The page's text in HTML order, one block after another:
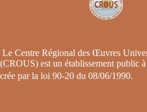
Le Centre Régional des Œuvres
(CROUS) est un établissement public
crée par la loi 90-20 du 08/06/1990.